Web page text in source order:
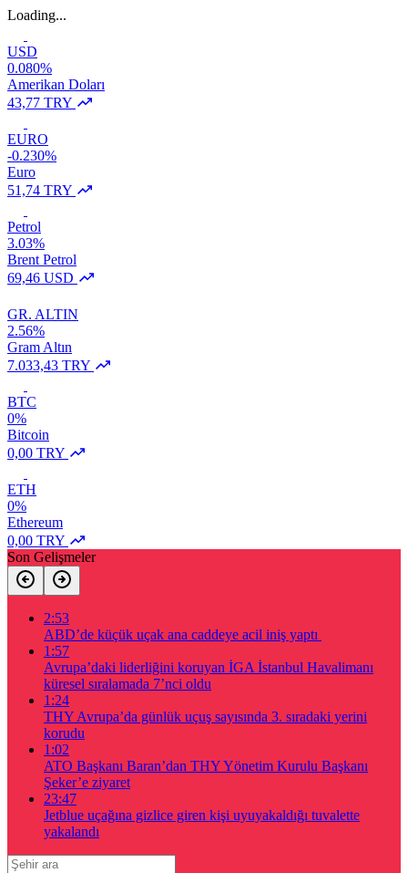
Loading...
USD
0.080%
Amerikan Doları
43,77 TRY
EURO
-0.230%
Euro
51,74 TRY
Petrol
3.03%
Brent Petrol
69,46 USD
GR. ALTIN
2.56%
Gram Altın
7.033,43 TRY
BTC
0%
Bitcoin
0,00 TRY
ETH
0%
Ethereum
0,00 TRY
Son Gelişmeler
2:53
ABD’de küçük uçak ana caddeye acil iniş yaptı
1:57
Avrupa’daki liderliğini koruyan İGA İstanbul Havalimanı
küresel sıralamada 7’nci oldu
1:24
THY Avrupa’da günlük uçuş sayısında 3. sıradaki yerini
korudu
1:02
ATO Başkanı Baran’dan THY Yönetim Kurulu Başkanı
Şeker’e ziyaret
23:47
Jetblue uçağına gizlice giren kişi uyuyakaldığı tuvalette
yakalandı